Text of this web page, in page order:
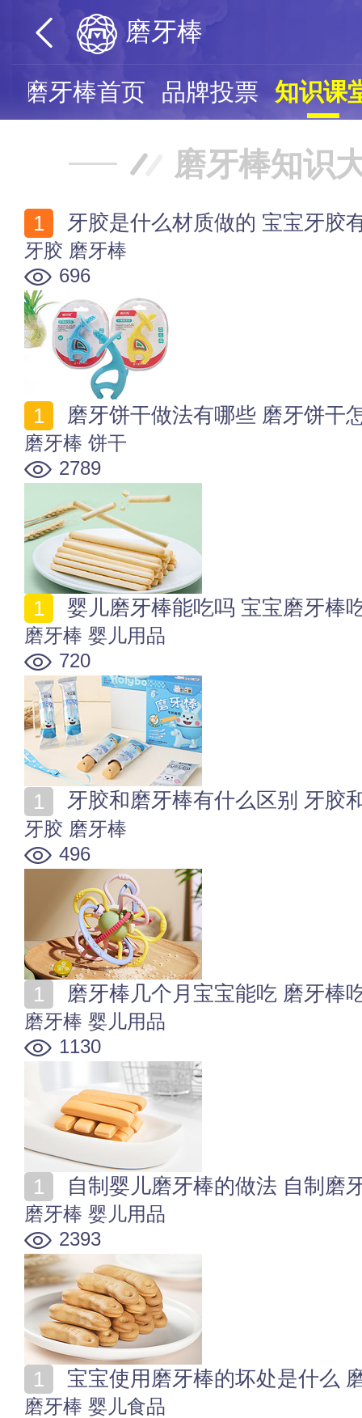
磨牙棒
磨牙棒首页 品牌投票 知识课
磨牙棒知识
牙胶是什么材质做的 宝宝牙胶
牙胶 磨牙棒
696
磨牙饼干做法有哪些 磨牙饼干
磨牙棒 饼干
2789
婴儿磨牙棒能吃吗 宝宝磨牙棒
磨牙棒 婴儿用品
720
牙胶和磨牙棒有什么区别 牙胶
牙胶 磨牙棒
496
磨牙棒几个月宝宝能吃 磨牙棒
磨牙棒 婴儿用品
1130
自制婴儿磨牙棒的做法 自制磨
磨牙棒 婴儿用品
2393
宝宝使用磨牙棒的坏处是什么
磨牙棒 婴儿食品